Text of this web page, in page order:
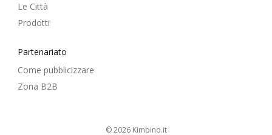
Le Città
Prodotti
Partenariato
Come pubblicizzare
Zona B2B
© 2026 kimbino.it